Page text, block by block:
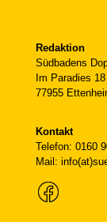
Redaktion
Südbadens
Im Paradies 18
77955
Kontakt
Telefon: 0160
Mail: